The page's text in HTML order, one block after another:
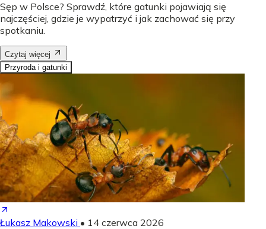
Sęp w Polsce? Sprawdź, które gatunki pojawiają się
najczęściej, gdzie je wypatrzyć i jak zachować się przy
spotkaniu.
Czytaj więcej
Przyroda i gatunki
Łukasz Makowski • 14 czerwca 2026